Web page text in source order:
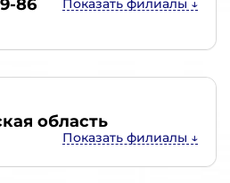
86
область